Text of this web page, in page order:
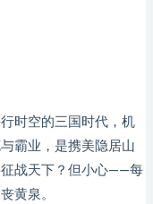
时空的三国时代，机
霸业，是携美隐居山
战天下？但小心——每
黄泉。